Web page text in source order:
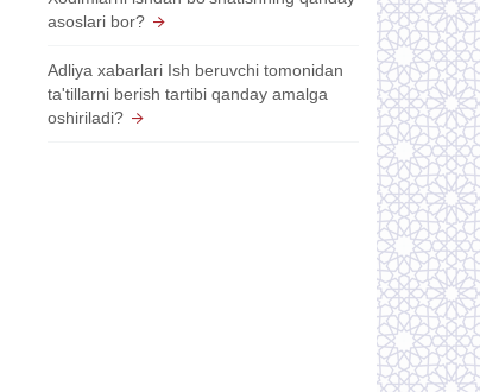
asoslari bor?
Adliya xabarlari Ish beruvchi tomonidan
ta'tillarni berish tartibi qanday amalga
oshiriladi?